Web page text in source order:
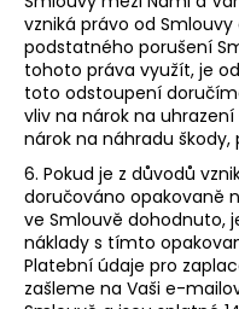
vzniká právo od
podstatného porušení
tohoto práva využít, je
toto odstoupení
vliv na nárok na
nárok na náhradu škody,
6. Pokud je z důvodů
doručováno opakovaně
ve Smlouvě dohodnuto,
náklady s tímto
Platební údaje pro
zašleme na Vaši e-